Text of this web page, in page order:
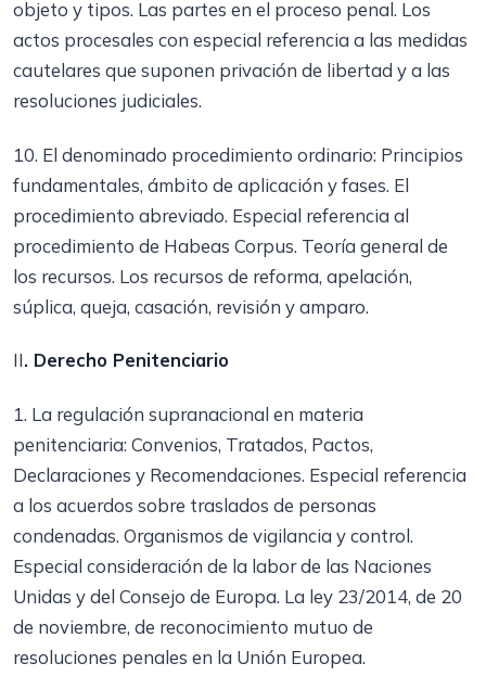
objeto y tipos. Las partes en el proceso penal. Los
actos procesales con especial referencia a las medidas
cautelares que suponen privación de libertad y a las
resoluciones judiciales.
10. El denominado procedimiento ordinario: Principios
fundamentales, ámbito de aplicación y fases. El
procedimiento abreviado. Especial referencia al
procedimiento de Habeas Corpus. Teoría general de
los recursos. Los recursos de reforma, apelación,
súplica, queja, casación, revisión y amparo.
II. Derecho Penitenciario
1. La regulación supranacional en materia
penitenciaria: Convenios, Tratados, Pactos,
Declaraciones y Recomendaciones. Especial referencia
a los acuerdos sobre traslados de personas
condenadas. Organismos de vigilancia y control.
Especial consideración de la labor de las Naciones
Unidas y del Consejo de Europa. La ley 23/2014, de 20
de noviembre, de reconocimiento mutuo de
resoluciones penales en la Unión Europea.